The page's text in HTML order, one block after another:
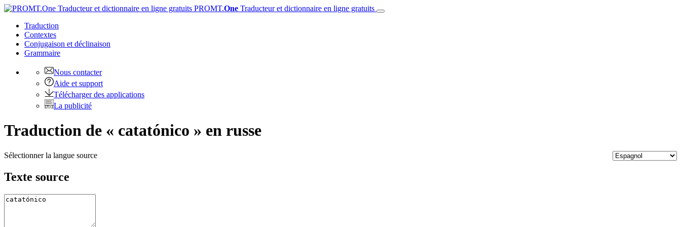
PROMT.One Traducteur et dictionnaire en ligne gratuits
Traduction
Contextes
Conjugaison et déclinaison
Grammaire
Nous contacter
Aide et support
Télécharger des applications
La publicité
Traduction de « catatónico » en russe
Sélectionner la langue source
Texte source